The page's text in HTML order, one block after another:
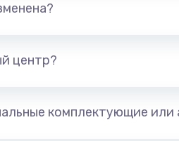
центр?
комплектующие или